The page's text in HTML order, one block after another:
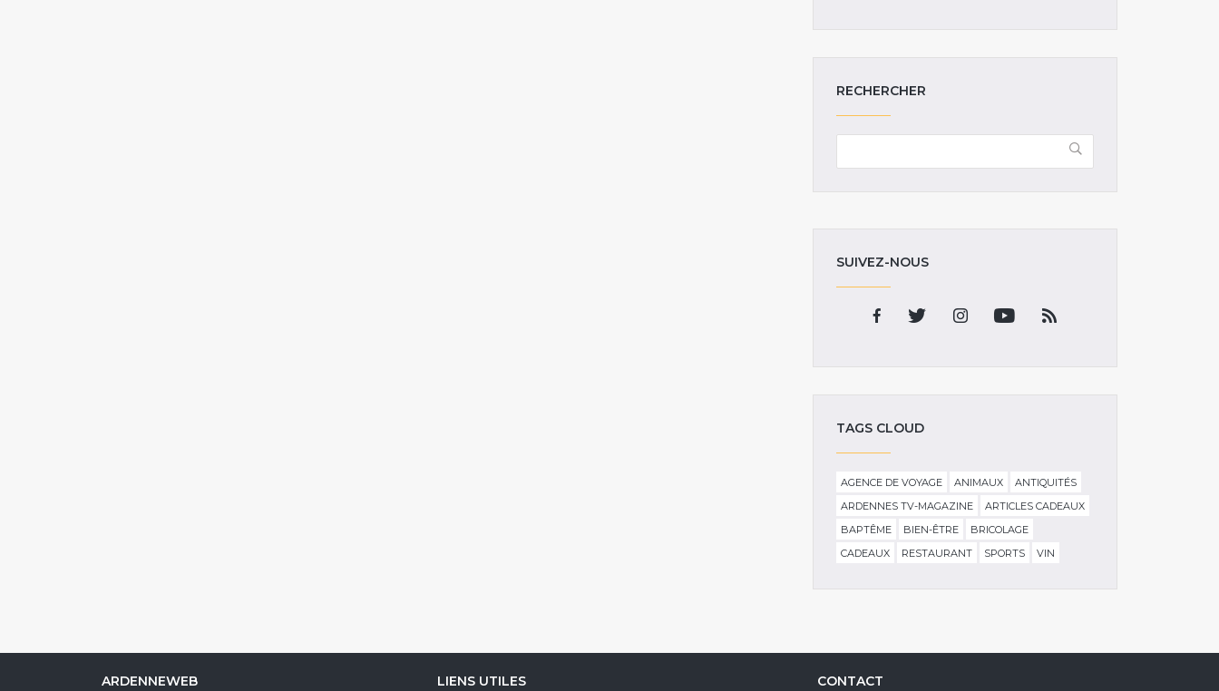
RECHERCHER
SUIVEZ-NOUS
TAGS CLOUD
AGENCE DE VOYAGE ANIMAUX
ANTIQUITÉS
ARDENNES TV-MAGAZINE
ARTICLES CADEAUX
BAPTÊME
BIEN-ÊTRE
BRICOLAGE
CADEAUX
RESTAURANT SPORTS VIN
ARDENNEWEB LIENS UTILES CONTACT